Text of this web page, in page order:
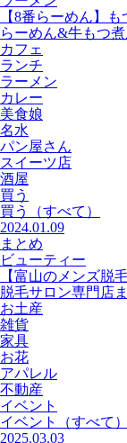
【8番らーめん】
らーめん&牛もつ
カフェ
ランチ
ラーメン
カレー
美食娘
名水
パン屋さん
スイーツ店
酒屋
買う
買う
（すべて）
2024.01.09
まとめ
ビューティー
【富山のメンズ脱
脱毛サロン専門店
お土産
雑貨
家具
お花
アパレル
不動産
イベント
イベント
（すべて）
2025.03.03